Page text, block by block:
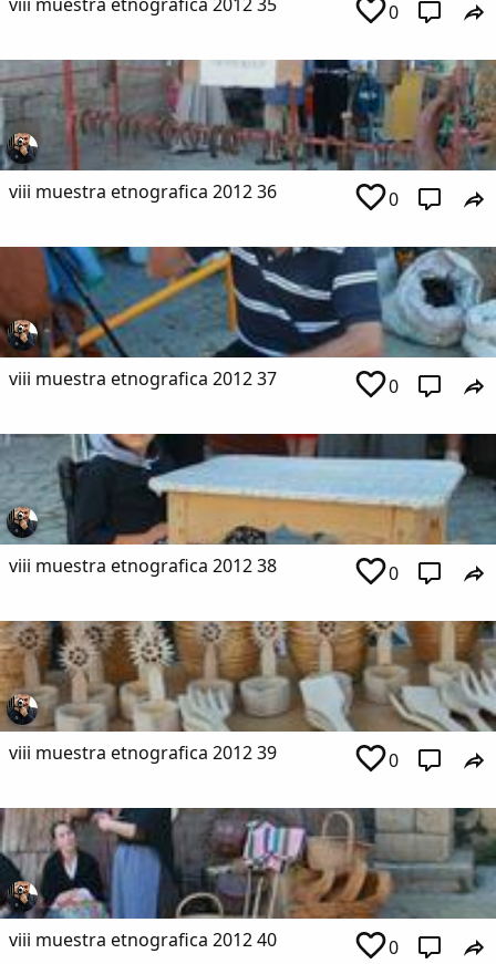
0
viii muestra etnografica 2012 36 0
viii muestra etnografica 2012 37 0
viii muestra etnografica 2012 38 0
viii muestra etnografica 2012 39 0
viii muestra etnografica 2012 40 0
Copiar enlace